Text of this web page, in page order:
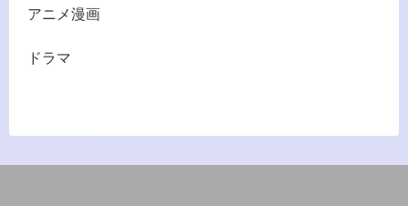
アニメ漫画
ドラマ